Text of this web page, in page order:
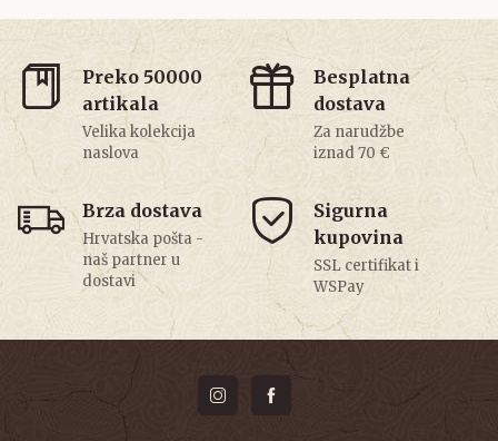
Preko 50000
artikala
Velika kolekcija
naslova
Besplatna
dostava
Za narudžbe
iznad 70 €
Brza dostava
Hrvatska pošta -
naš partner u
dostavi
Sigurna
kupovina
SSL certifikat i
WSPay